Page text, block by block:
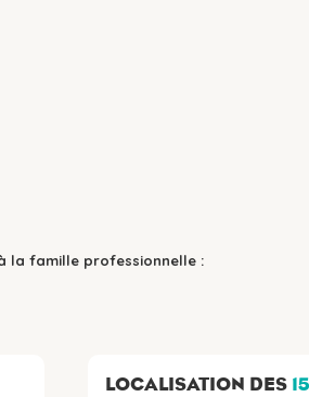
la famille professionnelle :
LOCALISATION DES